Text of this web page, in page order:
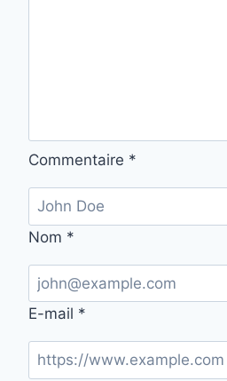
Commentaire *
Nom *
E-mail *